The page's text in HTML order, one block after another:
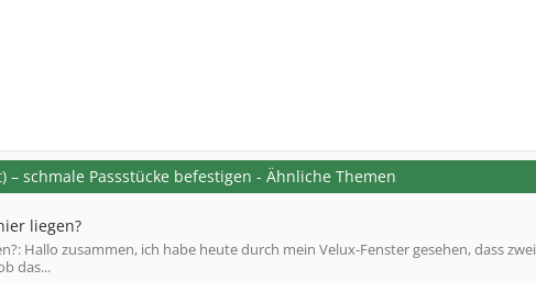
schmale Passstücke befestigen - Ähnliche Themen
liegen?
Hallo zusammen, ich habe heute durch mein Velux-Fenster gesehen, dass zwei
das...